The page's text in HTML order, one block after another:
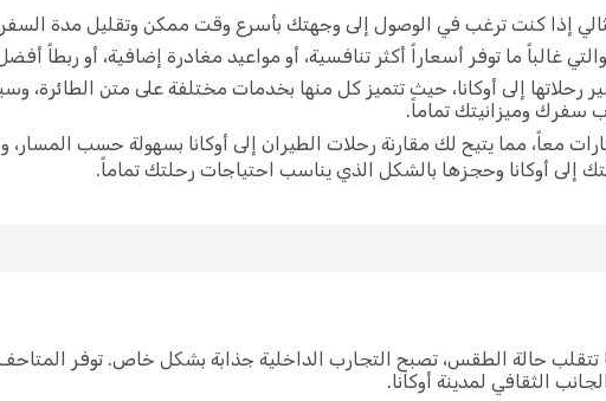
إذا كنت ترغب في الوصول إلى وجهتك بأسرع وقت ممكن وتقليل مدة
غالباً ما توفر أسعاراً أكثر تنافسية، أو مواعيد مغادرة إضافية، أو ربطاً
إلى أوكانا، حيث تتميز كل منها بخدمات مختلفة على متن الطائرة،
سفرك وميزانيتك تماماً.
معاً، مما يتيح لك مقارنة رحلات الطيران إلى أوكانا بسهولة حسب المسار،
إلى أوكانا وحجزها بالشكل الذي يناسب احتياجات رحلتك تماماً.
حالة الطقس، تصبح التجارب الداخلية جذابة بشكل خاص. توفر
الثقافي لمدينة أوكانا.